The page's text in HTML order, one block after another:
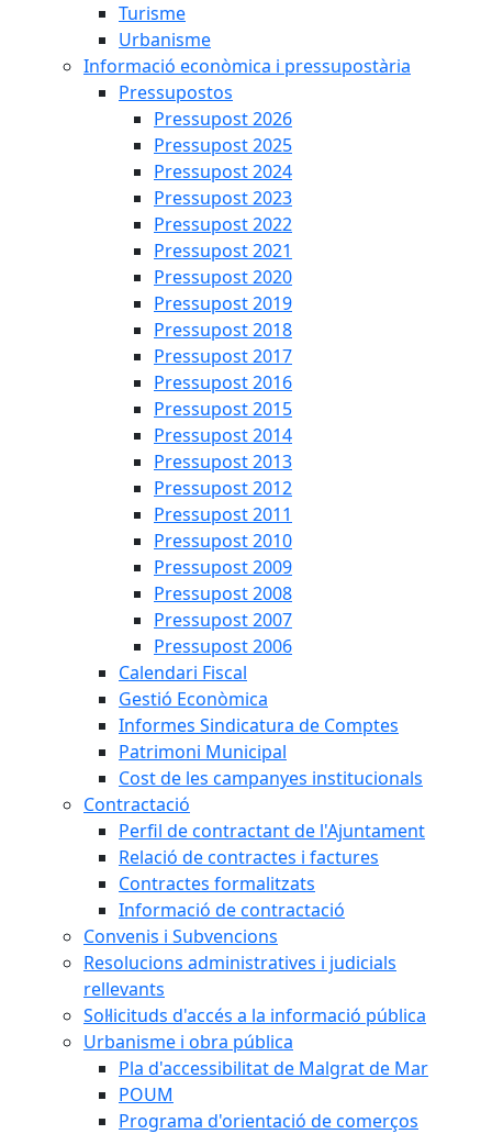
Turisme
Urbanisme
Informació econòmica i pressupostària
Pressupostos
Pressupost 2026
Pressupost 2025
Pressupost 2024
Pressupost 2023
Pressupost 2022
Pressupost 2021
Pressupost 2020
Pressupost 2019
Pressupost 2018
Pressupost 2017
Pressupost 2016
Pressupost 2015
Pressupost 2014
Pressupost 2013
Pressupost 2012
Pressupost 2011
Pressupost 2010
Pressupost 2009
Pressupost 2008
Pressupost 2007
Pressupost 2006
Calendari Fiscal
Gestió Econòmica
Informes Sindicatura de Comptes
Patrimoni Municipal
Cost de les campanyes institucionals
Contractació
Perfil de contractant de l'Ajuntament
Relació de contractes i factures
Contractes formalitzats
Informació de contractació
Convenis i Subvencions
Resolucions administratives i judicials
rellevants
Sol·licituds d'accés a la informació pública
Urbanisme i obra pública
Pla d'accessibilitat de Malgrat de Mar
POUM
Programa d'orientació de comerços